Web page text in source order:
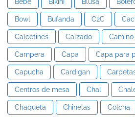
Bowl Bufanda C2C
Calcetines Calzado
Campera Capa Capa para
Capucha Cardigan
Centros de mesa Chal
Chaqueta Chinelas Colcha